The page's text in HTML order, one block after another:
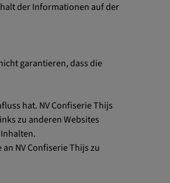
der Informationen auf der
garantieren, dass die
hat. NV Confiserie Thijs
zu anderen Websites
NV Confiserie Thijs zu